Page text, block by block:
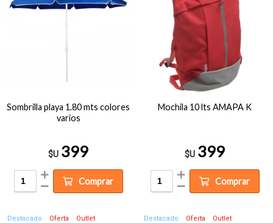
Sombrilla playa 1.80 mts colores
varios
$U 399
Comprar
Mochila 10 lts AMAPA K
$U 399
Comprar
Destacado Oferta Outlet Destacado Oferta Outlet